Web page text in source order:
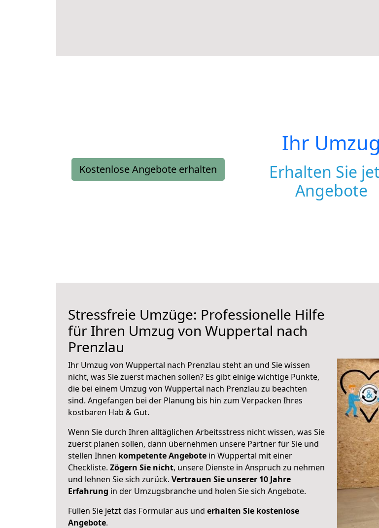
Kostenlose Angebote erhalten
Ihr Umzug
Erhalten Sie
Angebote
Stressfreie Umzüge: Professionelle Hilfe
für Ihren Umzug von Wuppertal nach
Prenzlau
Ihr Umzug von Wuppertal nach Prenzlau steht an und Sie wissen
nicht, was Sie zuerst machen sollen? Es gibt einige wichtige Punkte,
die bei einem Umzug von Wuppertal nach Prenzlau zu beachten
sind. Angefangen bei der Planung bis hin zum Verpacken Ihres
kostbaren Hab & Gut.
Wenn Sie durch Ihren alltäglichen Arbeitsstress nicht wissen, was Sie
zuerst planen sollen, dann übernehmen unsere Partner für Sie und
stellen Ihnen kompetente Angebote in Wuppertal mit einer
Checkliste. Zögern Sie nicht, unsere Dienste in Anspruch zu nehmen
und lehnen Sie sich zurück. Vertrauen Sie unserer 10 Jahre
Erfahrung in der Umzugsbranche und holen Sie sich Angebote.
Füllen Sie jetzt das Formular aus und erhalten Sie kostenlose
Angebote.